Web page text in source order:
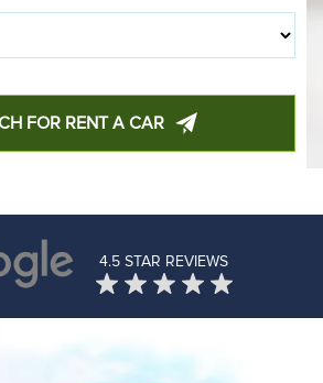
FOR RENT A CAR
4.5 STAR REVIEWS